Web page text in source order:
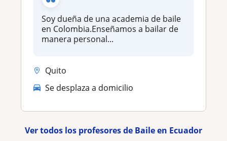
Soy dueña de una academia de baile
en Colombia.Enseñamos a bailar de
manera personal...
Quito
Se desplaza a domicilio
Ver todos los profesores de Baile en Ecuador